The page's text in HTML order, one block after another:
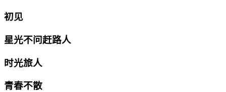
初见
星光不问赶路人
时光旅人
青春不散